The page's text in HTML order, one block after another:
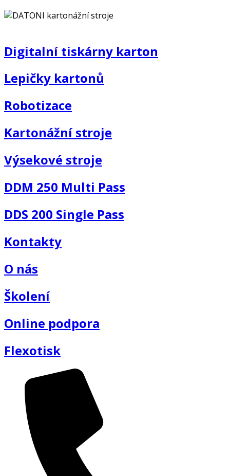
Digitalní tiskárny karton
Lepičky kartonů
Robotizace
Kartonážní stroje
Výsekové stroje
DDM 250 Multi Pass
DDS 200 Single Pass
Kontakty
O nás
Školení
Online podpora
Flexotisk